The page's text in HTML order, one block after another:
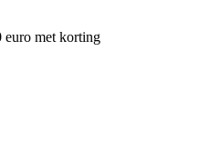
euro met korting